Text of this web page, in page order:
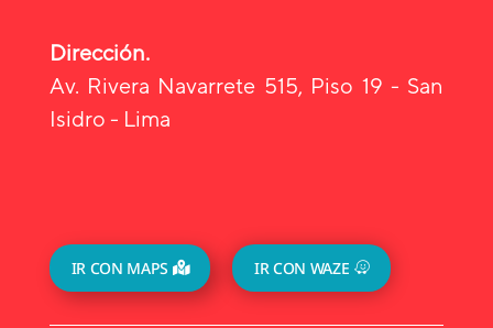
Dirección.
Av. Rivera Navarrete 515, Piso 19 - San
Isidro - Lima
IR CON MAPS IR CON WAZE